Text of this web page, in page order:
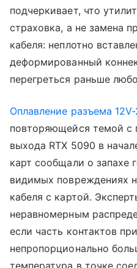
подчеркивает, что
страховка, а не замена
кабеля: неплотно
деформированный
перегреться раньше
Оплавление разъема
повторяющейся темой с
выхода RTX 5090 в
карт сообщали о запахе
видимых повреждениях
кабеля с картой.
неравномерным
если часть контактов
непропорционально
температура в точке